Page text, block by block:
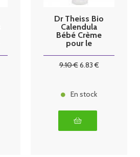
Dr Theiss Bio
Calendula
Bébé Crème
pour le
9.10€6.83€
En stock